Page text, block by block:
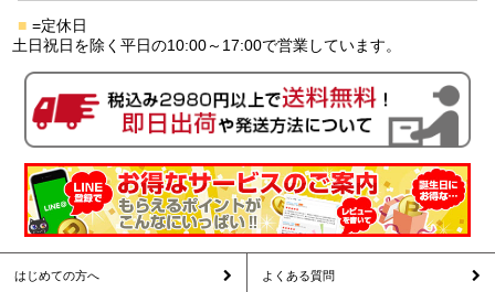
■ =定休日
土日祝日を除く平日の10:00～17:00で営業しています。
はじめての方へ よくある質問